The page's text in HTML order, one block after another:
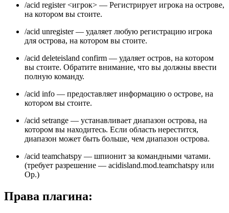
/acid register <игрок> — Регистрирует игрока на острове,
на котором вы стоите.
/acid unregister — удаляет любую регистрацию игрока
для острова, на котором вы стоите.
/acid deleteisland confirm — удаляет остров, на котором
вы стоите. Обратите внимание, что вы должны ввести
полную команду.
/acid info — предоставляет информацию о острове, на
котором вы стоите.
/acid setrange — устанавливает диапазон острова, на
котором вы находитесь. Если область нерестится,
диапазон может быть больше, чем диапазон острова.
/acid teamchatspy — шпионит за командными чатами.
(требует разрешение — acidisland.mod.teamchatspy или
Op.)
Права плагина: